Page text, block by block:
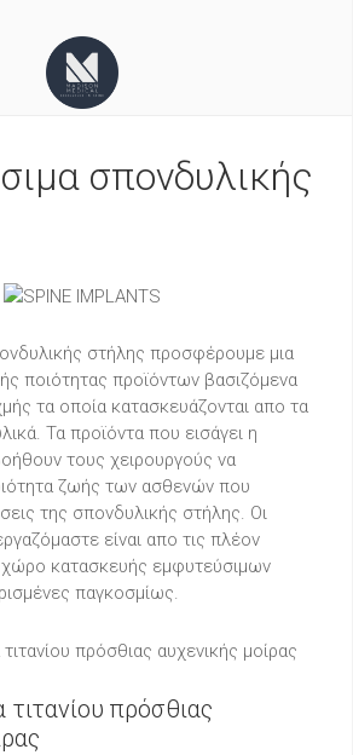
σπονδυλικής
στήλης προσφέρουμε μια
ποιότητας προϊόντων βασιζόμενα
τα οποία κατασκευάζονται απο τα
Τα προϊόντα που εισάγει η
τους χειρουργούς να
ζωής των ασθενών που
της σπονδυλικής στήλης. Οι
είναι απο τις πλέον
κατασκευής εμφυτεύσιμων
παγκοσμίως.
πρόσθιας